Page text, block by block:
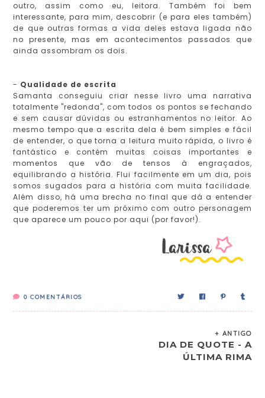
outro, assim como eu, leitora. Também foi bem
interessante, para mim, descobrir (e para eles também)
de que outras formas a vida deles estava ligada não
no presente, mas em acontecimentos passados que
ainda assombram os dois.
- Qualidade de escrita
Samanta conseguiu criar nesse livro uma narrativa
totalmente "redonda", com todos os pontos se fechando
e sem causar dúvidas ou estranhamentos no leitor. Ao
mesmo tempo que a escrita dela é bem simples e fácil
de entender, o que torna a leitura muito rápida, o livro é
fantástico e contém muitas coisas importantes e
momentos que vão de tensos à engraçados,
equilibrando a história. Flui facilmente em um dia, pois
somos sugados para a história com muita facilidade.
Além disso, há uma brecha no final que dá a entender
que poderemos ter um próximo com outro personagem
que aparece um pouco por aqui (por favor!).
0 COMENTÁRIOS
+ ANTIGO
DIA DE QUOTE - A
ÚLTIMA RIMA